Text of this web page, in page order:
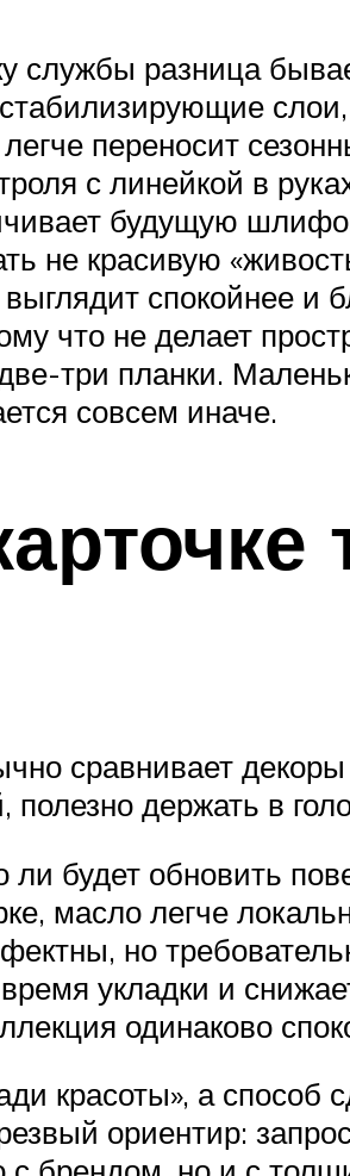
разница
переносит
с линейкой в
будущую
не красивую
спокойнее и
что не делает
три планки.
совсем иначе.
сравнивает
держать в
будет обновить
масло легче
но
укладки и
одинаково
красоты», а способ
ориентир: